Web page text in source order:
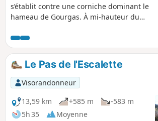
s’établit contre une corniche dominant le
hameau de Gourgas. À mi-hauteur du
rochers et franchit les lits des petits
affluents du ruisseau de la Brèze : l’Aven, le
Figaret, le Rieussec. En contrebas, la vallée
ouvre ses paysages variés ; ici sombres
ravins, là lumineuses prairies arrosées par
de nombreuses sources. Le parcours atteint
le Pioch Blanc puis rejoint le hameau par le
pont de la Doumergarie.
Le Pas de l'Escalette
Visorandonneur
13,59 km
+585 m
-583 m
5h 35
Moyenne